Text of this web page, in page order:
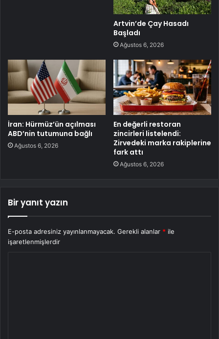
Artvin’de Çay Hasadı
Başladı
Ağustos 6, 2026
İran: Hürmüz’ün açılması
ABD’nin tutumuna bağlı
Ağustos 6, 2026
En değerli restoran
zincirleri listelendi:
Zirvedeki marka rakiplerine
fark attı
Ağustos 6, 2026
Bir yanıt yazın
E-posta adresiniz yayınlanmayacak. Gerekli alanlar * ile
işaretlenmişlerdir